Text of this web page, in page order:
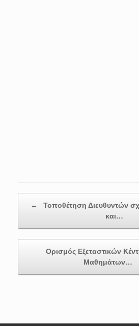
←
Τοποθέτηση Διευθυντών
και…
Ορισμός Εξεταστικών
Μαθημάτων…